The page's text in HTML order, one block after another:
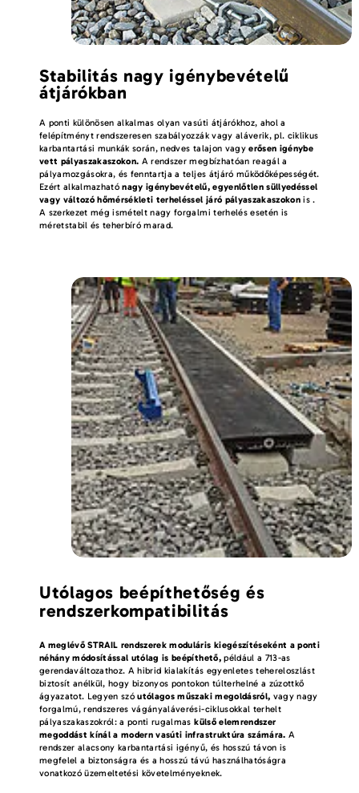
Stabilitás nagy igénybevételű
átjárókban
A ponti különösen alkalmas olyan vasúti átjárókhoz, ahol a
felépítményt rendszeresen szabályozzák vagy aláverik, pl. ciklikus
karbantartási munkák során, nedves talajon vagyerősen igénybe
vett pályaszakaszokon. A rendszer megbízhatóan reagál a
pályamozgásokra, és fenntartja a teljes átjáró működőképességét.
Ezért alkalmazhatónagy igénybevételű, egyenlőtlen süllyedéssel
vagy változó hőmérsékleti terheléssel járó pályaszakaszokon is .
A szerkezet még ismételt nagy forgalmi terhelés esetén is
méretstabil és teherbíró marad.
Utólagos beépíthetőség és
rendszerkompatibilitás
A meglévő STRAIL rendszerek moduláris kiegészítéseként a ponti
néhány módosítással utólag is beépíthető,például a 713-as
gerendaváltozathoz. A hibrid kialakítás egyenletes tehereloszlást
biztosít anélkül, hogy bizonyos pontokon túlterhelné a zúzottkő
ágyazatot. Legyen szóutólagos műszaki megoldásról, vagy nagy
forgalmú, rendszeres vágányaláverési-ciklusokkal terhelt
pályaszakaszokról: a ponti rugalmaskülső elemrendszer
megoddást kínál a modern vasúti infrastruktúra számára. A
rendszer alacsony karbantartási igényű, és hosszú távon is
megfelel a biztonságra és a hosszú távú használhatóságra
vonatkozó üzemeltetési követelményeknek.